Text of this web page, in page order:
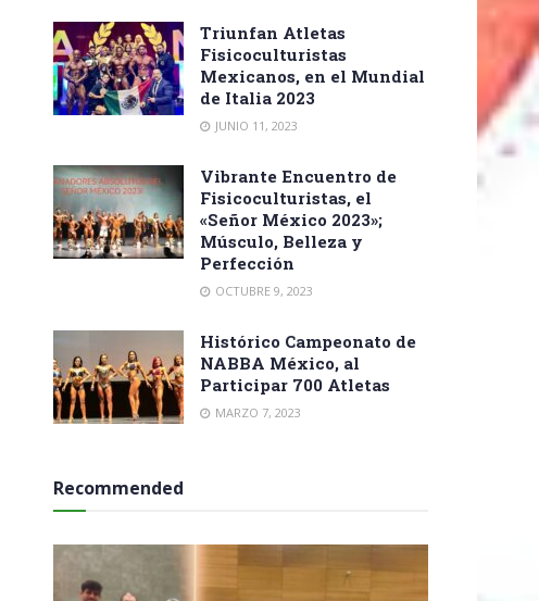
Triunfan Atletas
Fisicoculturistas
Mexicanos, en el Mundial
de Italia 2023
JUNIO 11, 2023
Vibrante Encuentro de
Fisicoculturistas, el
«Señor México 2023»;
Músculo, Belleza y
Perfección
OCTUBRE 9, 2023
Histórico Campeonato de
NABBA México, al
Participar 700 Atletas
MARZO 7, 2023
Recommended